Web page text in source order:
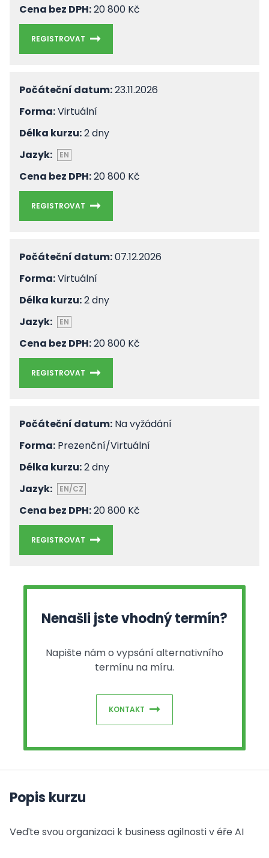
Cena bez DPH:20 800 Kč
REGISTROVAT
Počáteční datum:23.11.2026
Forma:Virtuální
Délka kurzu:2 dny
Jazyk:
EN
Cena bez DPH:20 800 Kč
REGISTROVAT
Počáteční datum:07.12.2026
Forma:Virtuální
Délka kurzu:2 dny
Jazyk:
EN
Cena bez DPH:20 800 Kč
REGISTROVAT
Počáteční datum: Na vyžádání
Forma: Prezenční/Virtuální
Délka kurzu:2 dny
Jazyk:
EN/CZ
Cena bez DPH:20 800 Kč
REGISTROVAT
Nenašli jste vhodný termín?
Napište nám o vypsání alternativního
termínu na míru.
KONTAKT
Popis kurzu
Veďte svou organizaci k business agilnosti v éře AI